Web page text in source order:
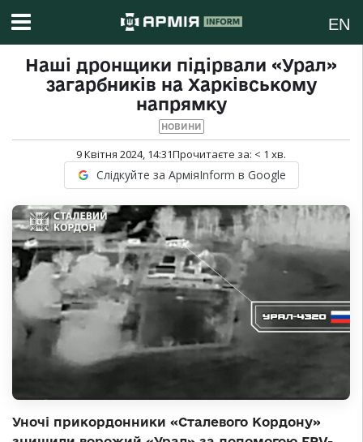
EN
Наші дронщики підірвали «Урал»
загарбників на Харківському
напрямку
НОВИНИ
9 Квітня 2024, 14:31Прочитаєте за: < 1 хв.
Слідкуйте за АрміяInform в Google
Уночі прикордонники «Сталевого Кордону»